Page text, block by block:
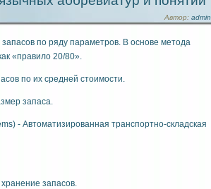
Автор: admin
по ряду параметров. В основе метода
«правило 20/80».
по их средней стоимости.
запаса.
- Автоматизированная транспортно-складская
запасов.